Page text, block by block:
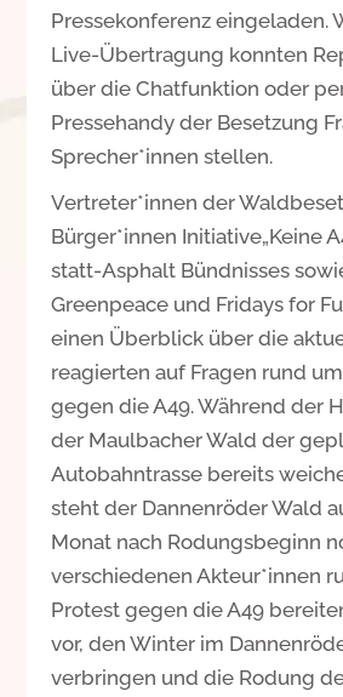
Pressekonferenz eingeladen.
Live-Übertragung konnten
über die Chatfunktion oder
Pressehandy der Besetzung
Sprecher*innen stellen.
Vertreter*innen der
Bürger*innen Initiative„Keine
statt-Asphalt Bündnisses
Greenpeace und Fridays for
einen Überblick über die
reagierten auf Fragen rund
gegen die A49. Während der
der Maulbacher Wald der
Autobahntrasse bereits
steht der Dannenröder Wald
Monat nach Rodungsbeginn
verschiedenen Akteur*innen
Protest gegen die A49
vor, den Winter im
verbringen und die Rodung